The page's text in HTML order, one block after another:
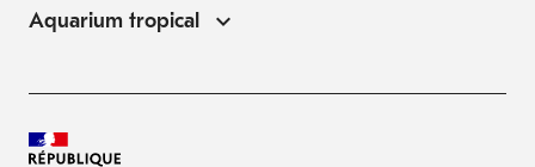
Aquarium tropical